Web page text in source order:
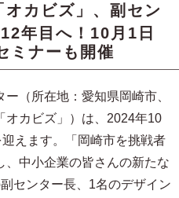
カビズ」、副セン
年目へ！10月1日
ミナーも開催
（所在地：愛知県岡崎市、
オカビズ」）は、2024年10
えます。「岡崎市を挑戦者
、中小企業の皆さんの新たな
センター長、1名のデザイン